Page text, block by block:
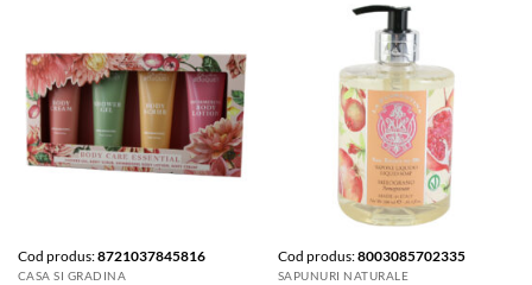
Cod produs:8721037845816
CASA SI GRADINA
Cod produs:8003085702335
SAPUNURI NATURALE